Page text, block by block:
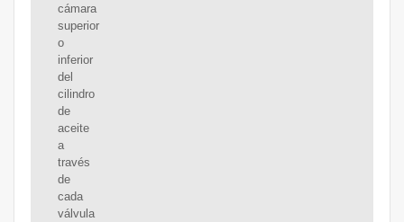
cámara
superior
o
inferior
del
cilindro
de
aceite
a
través
de
cada
válvula